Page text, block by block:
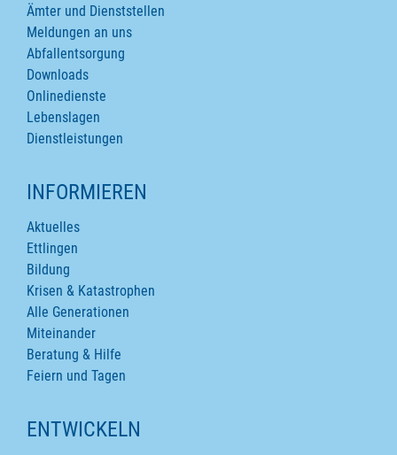
Ämter und Dienststellen
Meldungen an uns
Abfallentsorgung
Downloads
Onlinedienste
Lebenslagen
Dienstleistungen
INFORMIEREN
Aktuelles
Ettlingen
Bildung
Krisen & Katastrophen
Alle Generationen
Miteinander
Beratung & Hilfe
Feiern und Tagen
ENTWICKELN